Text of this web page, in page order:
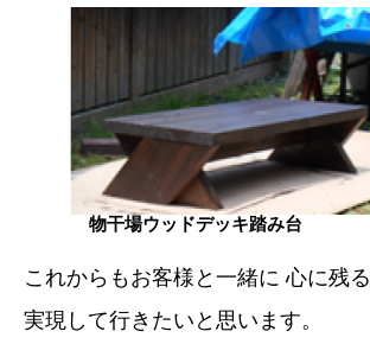
物干場ウッドデッキ踏み台
これからもお客様と一緒に 心に残
実現して行きたいと思いま